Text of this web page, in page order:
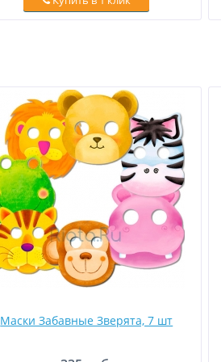
Маски Забавные Зверята, 7 шт